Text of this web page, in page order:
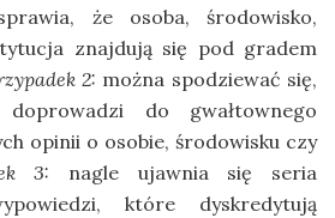
że osoba, środowisko,
znajdują się pod gradem
2: można spodziewać się,
do gwałtownego
opinii o osobie, środowisku czy
3: nagle ujawnia się seria
które dyskredytują